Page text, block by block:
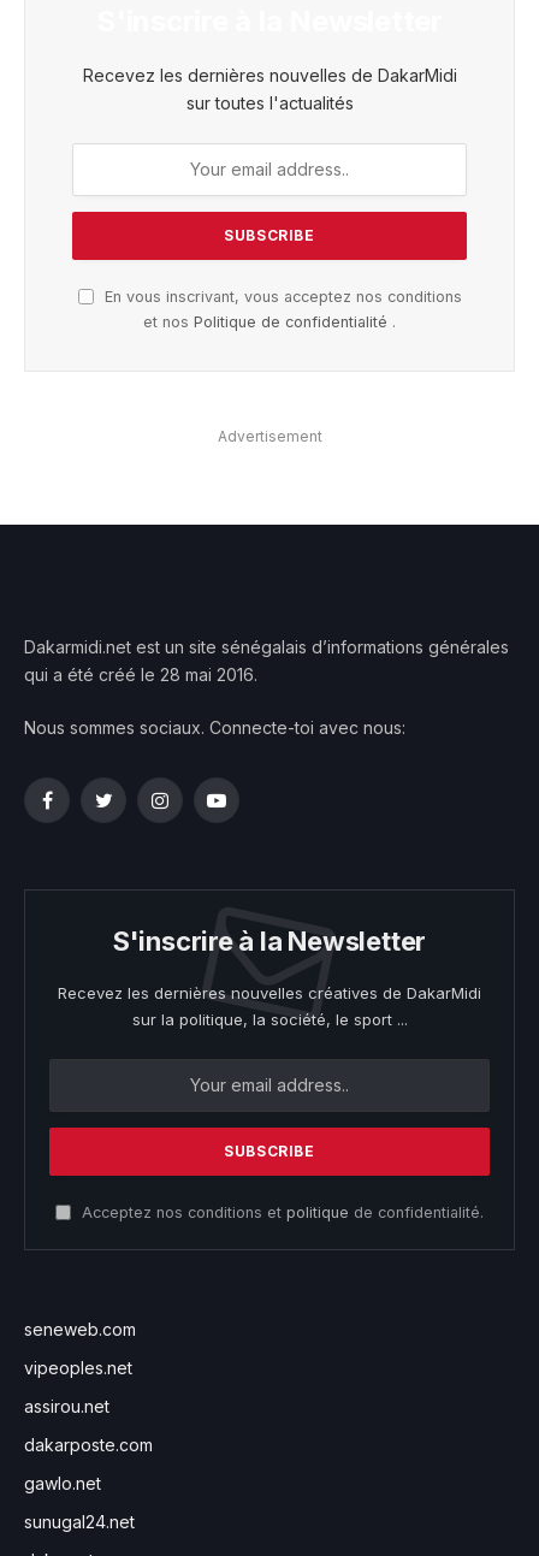
Recevez les dernières nouvelles de DakarMidi
sur toutes l'actualités
En vous inscrivant, vous acceptez nos conditions
et nos Politique de confidentialité .
Advertisement
Dakarmidi.net est un site sénégalais d’informations générales
qui a été créé le 28 mai 2016.
Nous sommes sociaux. Connecte-toi avec nous:
FacebookTwitterInstagramYouTube
S'inscrire à la Newsletter
Recevez les dernières nouvelles créatives de DakarMidi
sur la politique, la société, le sport ...
Acceptez nos conditions et politique de confidentialité.
seneweb.com
vipeoples.net
assirou.net
dakarposte.com
gawlo.net
sunugal24.net